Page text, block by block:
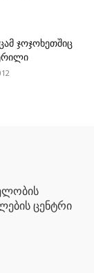
ჯოჯოხეთშიც
ცენტრი